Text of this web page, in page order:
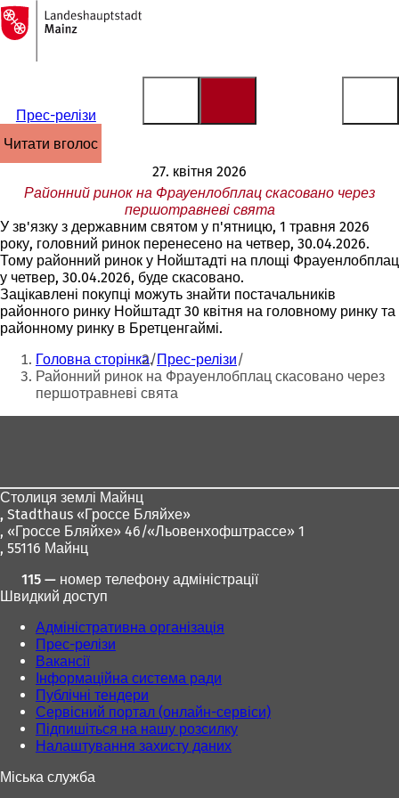
Перейти до змісту
На
головну
сторінку
Прес-релізи
читати вголос
27. квітня 2026
Районний ринок на Фрауенлобплац скасовано через
першотравневі свята
У зв'язку з державним святом у п'ятницю, 1 травня 2026
року, головний ринок перенесено на четвер, 30.04.2026.
Тому районний ринок у Нойштадті на площі Фрауенлобплац
у четвер, 30.04.2026, буде скасовано.
Зацікавлені покупці можуть знайти постачальників
районного ринку Нойштадт 30 квітня на головному ринку та
районному ринку в Бретценгаймі.
Ти
тут:
Головна сторінка Прес-релізи
Районний ринок на Фрауенлобплац скасовано через
першотравневі свята
Столиця землі Майнц
, Stadthaus «Гроссе Бляйхе»
, «Гроссе Бляйхе» 46/«Льовенхофштрассе» 1
, 55116 Майнц
115 — номер телефону адміністрації
Швидкий доступ
Адміністративна організація
Прес-релізи
Вакансії
Інформаційна система ради
Публічні тендери
Сервісний портал (онлайн-сервіси)
Підпишіться на нашу розсилку
Налаштування захисту даних
Міська служба